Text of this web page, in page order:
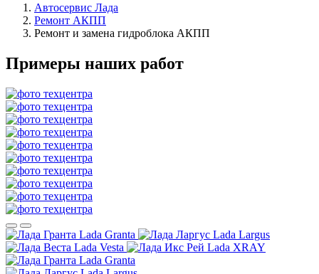
Автосервис Лада
Ремонт АКПП
Ремонт и замена гидроблока АКПП
Примеры наших работ
Lada Granta
Lada Largus
Lada Vesta
Lada XRAY
Lada Granta